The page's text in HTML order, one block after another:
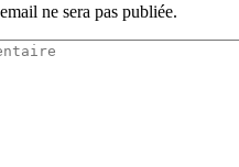
ne sera pas publiée.